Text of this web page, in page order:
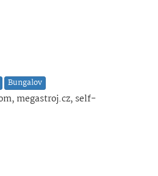
Bungalov
megastroj.cz, self-